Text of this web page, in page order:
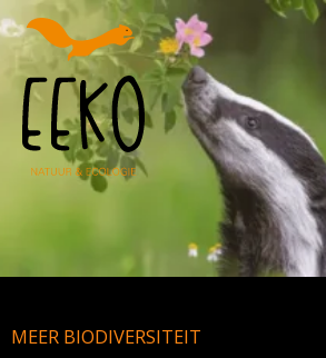
Ga
naar
de
inhoud
MEER BIODIVERSITEIT